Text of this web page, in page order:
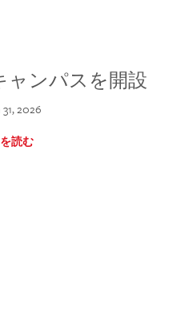
ャンパスを開設
2026
読む